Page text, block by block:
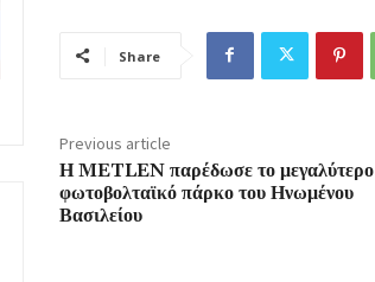
Share
Previous article
Η METLEN παρέδωσε το μεγαλύτερο
φωτοβολταϊκό πάρκο του Ηνωμένου
Βασιλείου